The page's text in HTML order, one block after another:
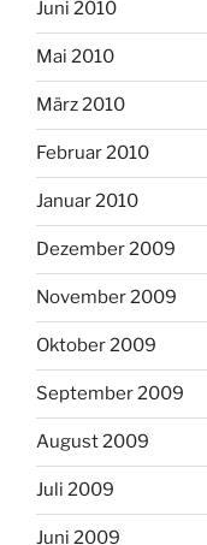
Juni 2010
Mai 2010
März 2010
Februar 2010
Januar 2010
Dezember 2009
November 2009
Oktober 2009
September 2009
August 2009
Juli 2009
Juni 2009